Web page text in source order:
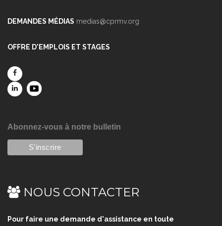
DEMANDES MÉDIAS medias@cprmv.org
OFFRE D'EMPLOIS ET STAGES
Abonnez-vous à notre bulletin
NOUS CONTACTER
Pour faire une demande d'assistance en toute